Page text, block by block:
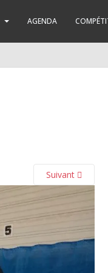
AGENDA
Suivant